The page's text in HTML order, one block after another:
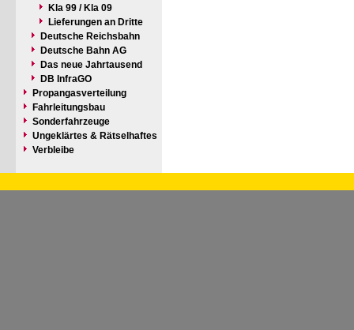
Kla 99 / Kla 09
Lieferungen an Dritte
Deutsche Reichsbahn
Deutsche Bahn AG
Das neue Jahrtausend
DB InfraGO
Propangasverteilung
Fahrleitungsbau
Sonderfahrzeuge
Ungeklärtes & Rätselhaftes
Verbleibe